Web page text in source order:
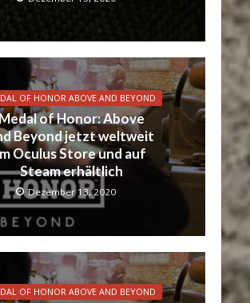
OF HONOR ABOVE AND BEYOND
of Honor: Above
Beyond jetzt weltweit
Oculus Store und auf
Steam erhältlich
Dezember 13, 2020
OF HONOR ABOVE AND BEYOND